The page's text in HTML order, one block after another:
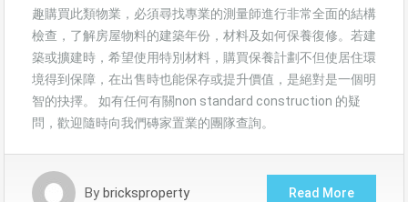
趣購買此類物業，必須尋找專業的測量師進行非常全面的結構
檢查，了解房屋物料的建築年份，材料及如何保養復修。若建
築或擴建時，希望使用特別材料，購買保養計劃不但使居住環
境得到保障，在出售時也能保存或提升價值，是絕對是一個明
智的抉擇。 如有任何有關non standard construction 的疑
問，歡迎隨時向我們磚家置業的團隊查詢。
By bricksproperty Read More